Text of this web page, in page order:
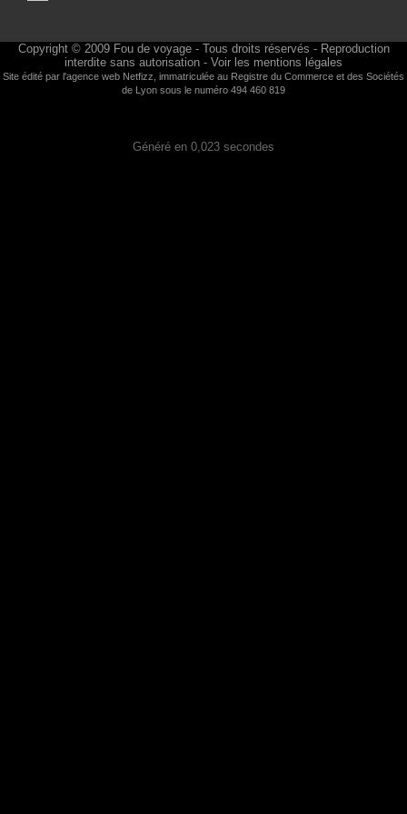
Copyright © 2009 Fou de voyage- Tous droits réservés - Reproduction
interdite sans autorisation - Voir les mentions légales
Site édité par l'agence web Netfizz , immatriculée au Registre du Commerce et des Sociétés
de Lyon sous le numéro 494 460 819
Généré en 0,023 secondes